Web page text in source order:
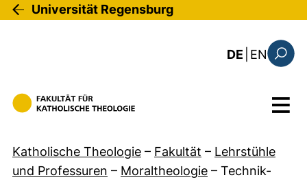
Direkt zum Inhalt
Universität Regensburg
DE EN: the
Menü
Katholische Theologie – Fakultät – Lehrstühle
und Professuren – Moraltheologie – Technik-